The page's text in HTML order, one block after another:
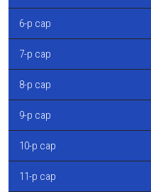
6-р сар
7-р сар
8-р сар
9-р сар
10-р сар
11-р сар